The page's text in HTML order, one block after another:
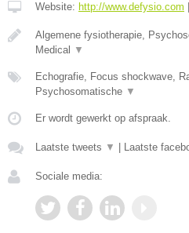
Website: http://www.defysio.com
Algemene fysiotherapie,
Medical
▼
Echografie, Focus shockwave,
Psychosomatische ▼
Er wordt gewerkt op afspraak.
Laatste tweets ▼ Laatste
Sociale media: